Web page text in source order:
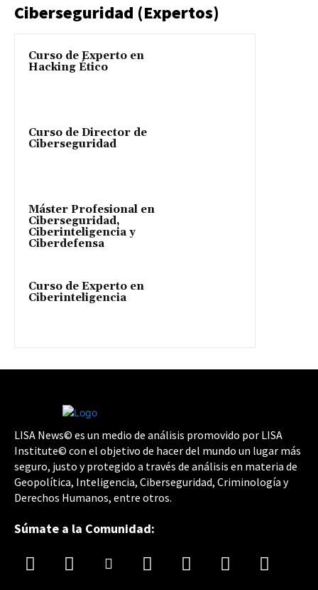
Ciberseguridad (Expertos)
Curso de Experto en
Hacking Ético
Curso de Director de
Ciberseguridad
Máster Profesional en
Ciberseguridad,
Ciberinteligencia y
Ciberdefensa
Curso de Experto en
Ciberinteligencia
LISA News© es un medio de análisis promovido por LISA
Institute© con el objetivo de hacer del mundo un lugar más
seguro, justo y protegido a través de análisis en materia de
Geopolítica, Inteligencia, Ciberseguridad, Criminología y
Derechos Humanos, entre otros.
Súmate a la Comunidad: